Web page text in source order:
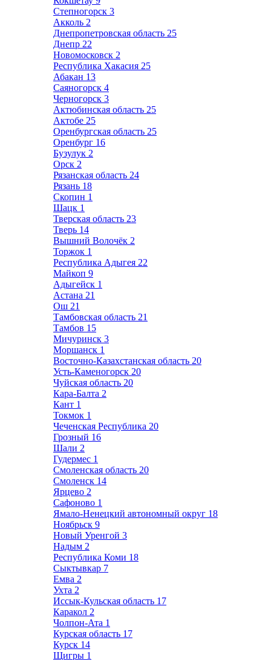
Степногорск 3
Акколь 2
Днепропетровская область 25
Днепр 22
Новомосковск 2
Республика Хакасия 25
Абакан 13
Саяногорск 4
Черногорск 3
Актюбинская область 25
Актобе 25
Оренбургская область 25
Оренбург 16
Бузулук 2
Орск 2
Рязанская область 24
Рязань 18
Скопин 1
Шацк 1
Тверская область 23
Тверь 14
Вышний Волочёк 2
Торжок 1
Республика Адыгея 22
Майкоп 9
Адыгейск 1
Астана 21
Ош 21
Тамбовская область 21
Тамбов 15
Мичуринск 3
Моршанск 1
Восточно-Казахстанская область 20
Усть-Каменогорск 20
Чуйская область 20
Кара-Балта 2
Кант 1
Токмок 1
Чеченская Республика 20
Грозный 16
Шали 2
Гудермес 1
Смоленская область 20
Смоленск 14
Ярцево 2
Сафоново 1
Ямало-Ненецкий автономный округ 18
Ноябрьск 9
Новый Уренгой 3
Надым 2
Республика Коми 18
Сыктывкар 7
Емва 2
Ухта 2
Иссык-Кульская область 17
Каракол 2
Чолпон-Ата 1
Курская область 17
Курск 14
Щигры 1